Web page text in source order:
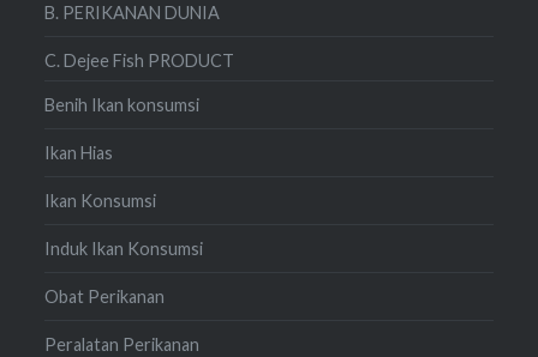
B. PERIKANAN DUNIA
C. Dejee Fish PRODUCT
Benih Ikan konsumsi
Ikan Hias
Ikan Konsumsi
Induk Ikan Konsumsi
Obat Perikanan
Peralatan Perikanan